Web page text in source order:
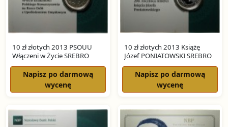
10 zł złotych 2013 PSOUU
Włączeni w Życie SREBRO
Napisz po darmową
wycenę
10 zł złotych 2013 Książę
Józef PONIATOWSKI SREBRO
Napisz po darmową
wycenę